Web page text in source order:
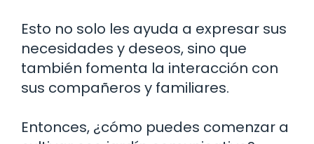
Esto no solo les ayuda a expresar sus
necesidades y deseos, sino que
también fomenta la interacción con
sus compañeros y familiares.
Entonces, ¿cómo puedes comenzar a